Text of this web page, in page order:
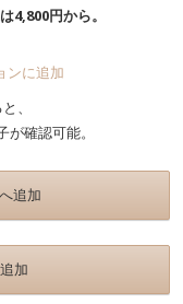
4,800円から。
ンに追加
、
確認可能。
追加
加